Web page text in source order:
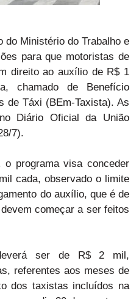
do Ministério do Trabalho e
para que motoristas de
direito ao auxílio de R$ 1
chamado de Benefício
de Táxi (BEm-Taxista). As
Diário Oficial da União
7).
programa visa conceder
cada, observado o limite
do auxílio, que é de
começar a ser feitos
ser de R$ 2 mil,
referentes aos meses de
dos taxistas incluídos na